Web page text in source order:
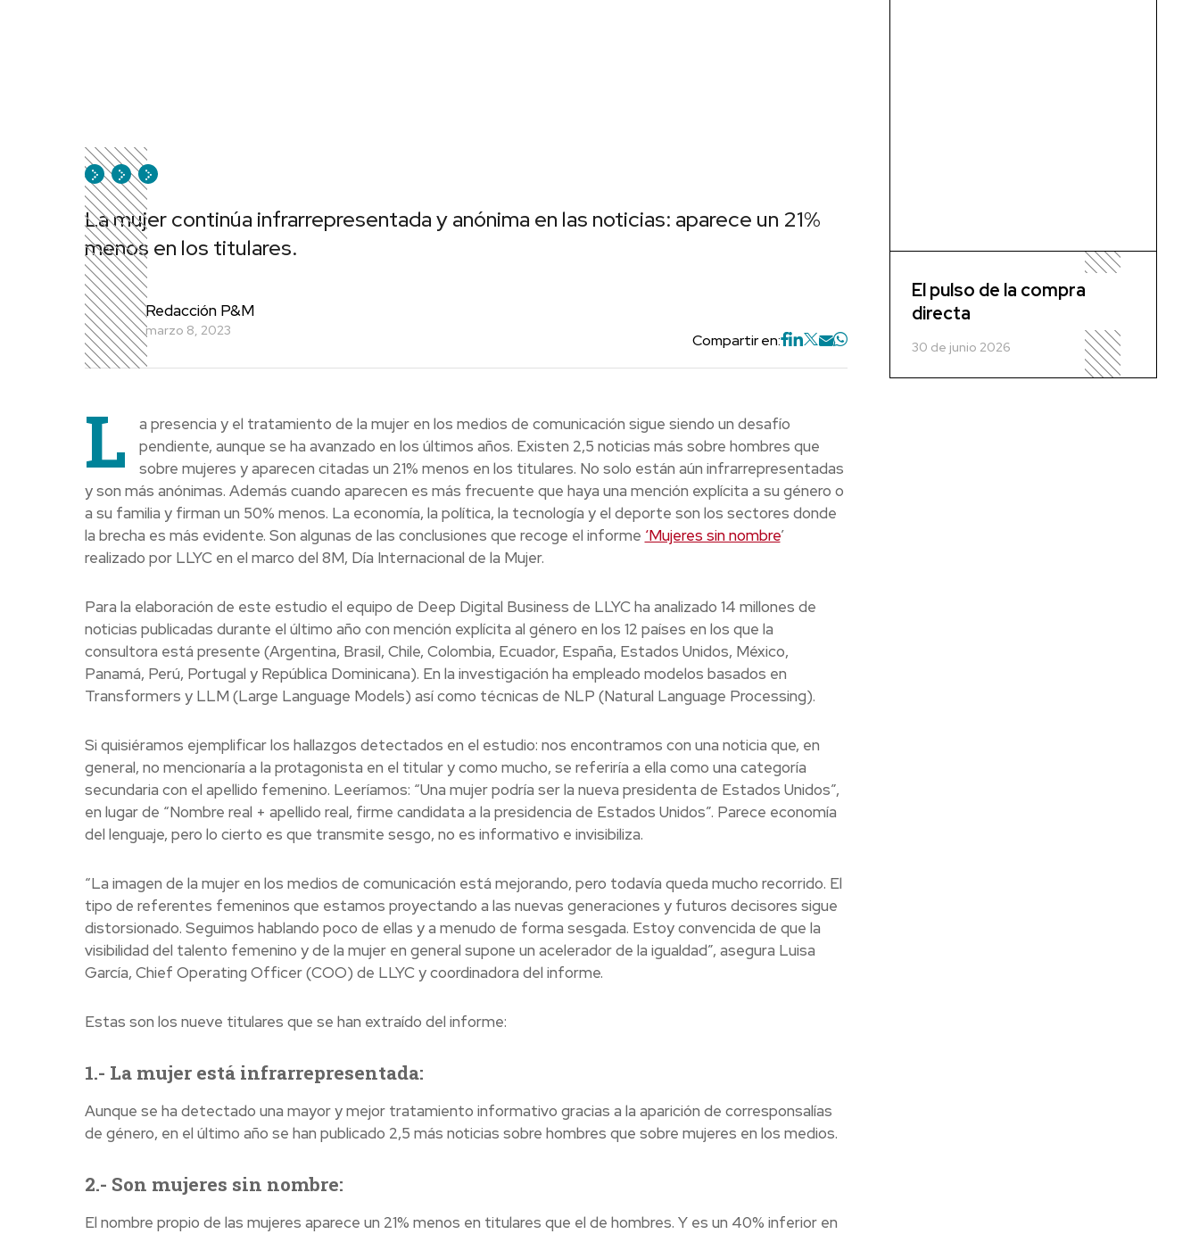
La mujer continúa infrarrepresentada y anónima en las noticias: aparece un 21%
menos en los titulares.
Redacción P&M
marzo 8, 2023
Compartir en:
L
a presencia y el tratamiento de la mujer en los medios de comunicación sigue siendo un desafío
pendiente, aunque se ha avanzado en los últimos años. Existen 2,5 noticias más sobre hombres que
sobre mujeres y aparecen citadas un 21% menos en los titulares. No solo están aún infrarrepresentadas
y son más anónimas. Además cuando aparecen es más frecuente que haya una mención explícita a su género o
a su familia y firman un 50% menos. La economía, la política, la tecnología y el deporte son los sectores donde
la brecha es más evidente. Son algunas de las conclusiones que recoge el informe ‘Mujeres sin nombre’
realizado por LLYC en el marco del 8M, Día Internacional de la Mujer.
Para la elaboración de este estudio el equipo de Deep Digital Business de LLYC ha analizado 14 millones de
noticias publicadas durante el último año con mención explícita al género en los 12 países en los que la
consultora está presente (Argentina, Brasil, Chile, Colombia, Ecuador, España, Estados Unidos, México,
Panamá, Perú, Portugal y República Dominicana). En la investigación ha empleado modelos basados en
Transformers y LLM (Large Language Models) así como técnicas de NLP (Natural Language Processing).
Si quisiéramos ejemplificar los hallazgos detectados en el estudio: nos encontramos con una noticia que, en
general, no mencionaría a la protagonista en el titular y como mucho, se referiría a ella como una categoría
secundaria con el apellido femenino. Leeríamos: “Una mujer podría ser la nueva presidenta de Estados Unidos”,
en lugar de “Nombre real + apellido real, firme candidata a la presidencia de Estados Unidos”. Parece economía
del lenguaje, pero lo cierto es que transmite sesgo, no es informativo e invisibiliza.
“La imagen de la mujer en los medios de comunicación está mejorando, pero todavía queda mucho recorrido. El
tipo de referentes femeninos que estamos proyectando a las nuevas generaciones y futuros decisores sigue
distorsionado. Seguimos hablando poco de ellas y a menudo de forma sesgada. Estoy convencida de que la
visibilidad del talento femenino y de la mujer en general supone un acelerador de la igualdad”, asegura Luisa
García, Chief Operating Officer (COO) de LLYC y coordinadora del informe.
Estas son los nueve titulares que se han extraído del informe:
1.- La mujer está infrarrepresentada:
Aunque se ha detectado una mayor y mejor tratamiento informativo gracias a la aparición de corresponsalías
de género, en el último año se han publicado 2,5 más noticias sobre hombres que sobre mujeres en los medios.
2.- Son mujeres sin nombre:
El nombre propio de las mujeres aparece un 21% menos en titulares que el de hombres. Y es un 40% inferior en
El pulso de la compra
directa
30 de junio 2026